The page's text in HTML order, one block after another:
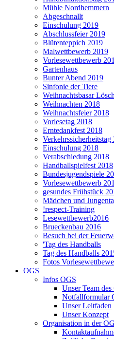
Mühle Nordhemmern
Abgeschnallt
Einschulung 2019
Abschlussfeier 2019
Blütenteppich 2019
Malwettbewerb 2019
Vorlesewettbewerb
Gartenhaus
Bunter Abend 2019
Sinfonie der Tiere
Weihnachtsbasar
Weihnachten 2018
Weihnachtsfeier 2018
Vorlesetag 2018
Erntedankfest 2018
Verkehrssicherheitstag
Einschulung 2018
Verabschiedung 2018
Handballspielfest 2018
Bundesjugendspiele
Vorlesewettbewerb
gesundes Frühstück
Mädchen und
!respect-Training
Lesewettbewerb2016
Brueckenbau 2016
Besuch bei der
'Tag des Handballs
Tag des Handballs
Fotos
OGS
Infos OGS
Unser Team des
Notfallformular
Unser Leitfaden
Unser Konzept
Organisation in der